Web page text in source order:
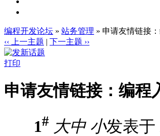
编程开发论坛 » 站务管理 » 申请友情链接
‹‹ 上一主题 | 下一主题 ››
打印
申请友情链接：编程
1# 大中 小发表于